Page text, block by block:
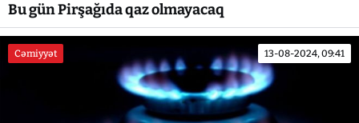
Bu gün Pirşağıda qaz olmayacaq
Cəmiyyət 13-08-2024, 09:41